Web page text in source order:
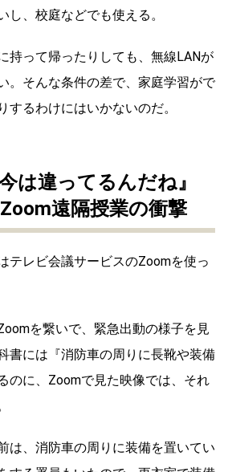
し、校庭などでも使える。
持って帰ったりしても、無線LANが
。そんな条件の差で、家庭学習がで
するわけにはいかないのだ。
は違ってるんだね』
遠隔授業の衝撃
テレビ会議サービスのZoomを使っ
を繋いで、緊急出動の様子を見
書には『消防車の周りに長靴や装備
のに、Zoomで見た映像では、それ
は、消防車の周りに装備を置いてい